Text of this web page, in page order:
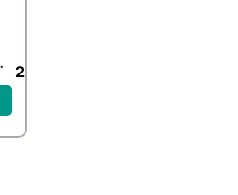
Silver 2,299.00